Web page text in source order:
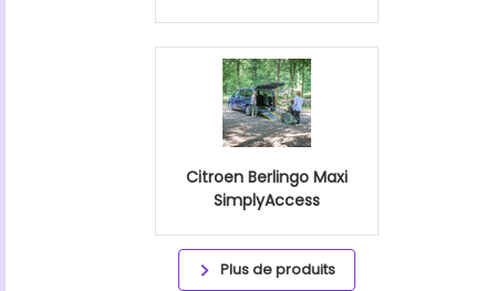
Citroen Berlingo Maxi
SimplyAccess
Plus de produits